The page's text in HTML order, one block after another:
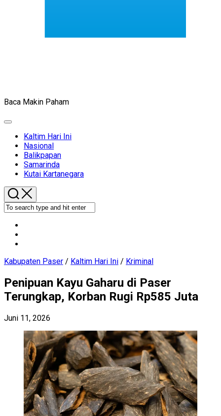
Baca Makin Paham
Expand
Current
Page
Parent
Kaltim Hari Ini
Nasional
Balikpapan
Samarinda
Kutai Kartanegara
Kabupaten Paser / Kaltim Hari Ini / Kriminal
Penipuan Kayu Gaharu di Paser
Terungkap, Korban Rugi Rp585 Juta
Juni 11, 2026